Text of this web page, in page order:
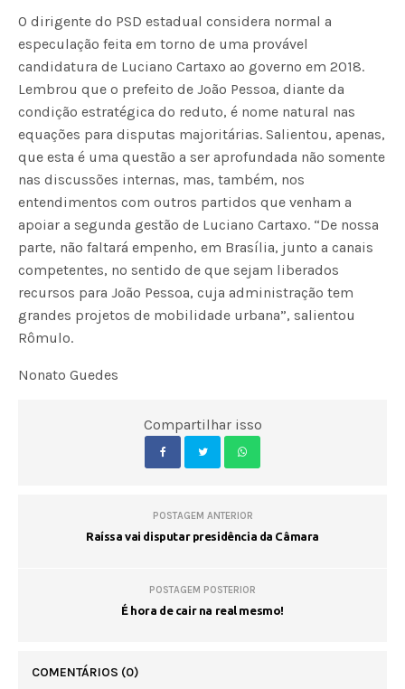
O dirigente do PSD estadual considera normal a
especulação feita em torno de uma provável
candidatura de Luciano Cartaxo ao governo em 2018.
Lembrou que o prefeito de João Pessoa, diante da
condição estratégica do reduto, é nome natural nas
equações para disputas majoritárias. Salientou, apenas,
que esta é uma questão a ser aprofundada não somente
nas discussões internas, mas, também, nos
entendimentos com outros partidos que venham a
apoiar a segunda gestão de Luciano Cartaxo. “De nossa
parte, não faltará empenho, em Brasília, junto a canais
competentes, no sentido de que sejam liberados
recursos para João Pessoa, cuja administração tem
grandes projetos de mobilidade urbana”, salientou
Rômulo.
Nonato Guedes
Compartilhar isso
POSTAGEM ANTERIOR
Raíssa vai disputar presidência da Câmara
POSTAGEM POSTERIOR
É hora de cair na real mesmo!
COMENTÁRIOS (0)